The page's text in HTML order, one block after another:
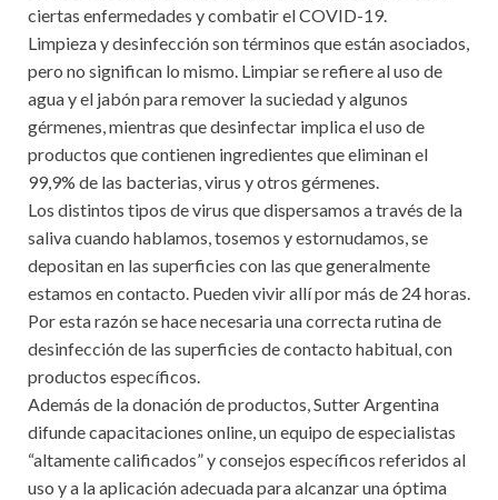
ciertas enfermedades y combatir el COVID-19.
Limpieza y desinfección son términos que están asociados,
pero no significan lo mismo. Limpiar se refiere al uso de
agua y el jabón para remover la suciedad y algunos
gérmenes, mientras que desinfectar implica el uso de
productos que contienen ingredientes que eliminan el
99,9% de las bacterias, virus y otros gérmenes.
Los distintos tipos de virus que dispersamos a través de la
saliva cuando hablamos, tosemos y estornudamos, se
depositan en las superficies con las que generalmente
estamos en contacto. Pueden vivir allí por más de 24 horas.
Por esta razón se hace necesaria una correcta rutina de
desinfección de las superficies de contacto habitual, con
productos específicos.
Además de la donación de productos, Sutter Argentina
difunde capacitaciones online, un equipo de especialistas
“altamente calificados” y consejos específicos referidos al
uso y a la aplicación adecuada para alcanzar una óptima